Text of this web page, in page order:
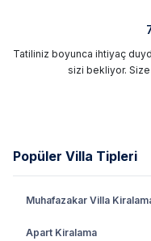
Tatiliniz boyunca ihtiyaç
sizi bekliyor. Size
Popüler Villa Tipleri
Muhafazakar Villa
Apart Kiralama